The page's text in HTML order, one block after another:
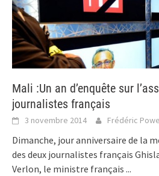
Mali :Un an d’enquête sur
journalistes français
3 novembre 2014 Frédéric
Dimanche, jour anniversaire de la
des deux journalistes français
Verlon, le ministre français ...